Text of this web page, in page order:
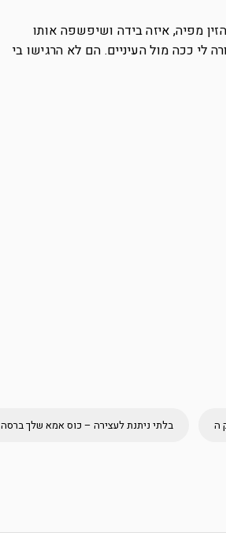
מפיה, איזה בידה ושיפשפה אותו
לי ככה מול העיניים. הם לא הרגישו בי
ה בלתי ניתנת לעצירה – כוס אמא שלך ברסה